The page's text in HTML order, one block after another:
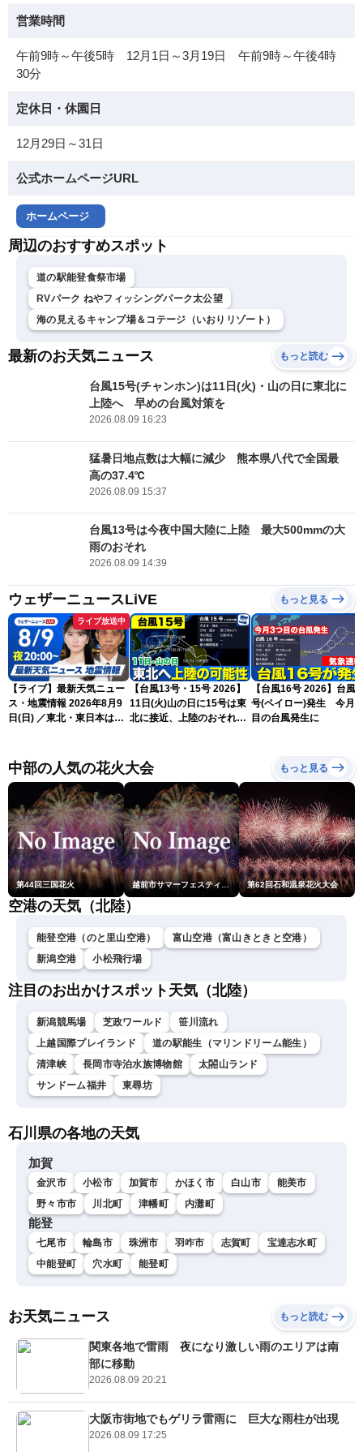
営業時間
午前9時～午後5時 12月1日～3月19日 午前9時～午後4時
30分
定休日・休園日
12月29日～31日
公式ホームページURL
ホームページ
周辺のおすすめスポット
道の駅能登食祭市場
RVパーク ねやフィッシングパーク太公望
海の見えるキャンプ場＆コテージ（いおりリゾート）
最新のお天気ニュース もっと読む
台風15号(チャンホン)は11日(火)・山の日に東北に
上陸へ 早めの台風対策を
2026.08.09 16:23
猛暑日地点数は大幅に減少 熊本県八代で全国最
高の37.4℃
2026.08.09 15:37
台風13号は今夜中国大陸に上陸 最大500mmの大
雨のおそれ
2026.08.09 14:39
ウェザーニュースLiVE もっと見る
ライブ放送中
【ライブ】最新天気ニュー
ス・地震情報 2026年8月9
日(日) ／東北・東日本は急
衣／芳野達郎〉
【台風13号・15号 2026】
11日(火)山の日に15号は東
北に接近、上陸のおそれ
【台風16号 2026】台風
号(ペイロー)発生 今月3
目の台風発生に
中部の人気の花火大会 もっと見る
第44回三国花火 越前市サマーフェスティバル花火大会 第62回石和温泉花火大会
空港の天気（北陸）
能登空港（のと里山空港）
富山空港（富山きときと空港）
新潟空港
小松飛行場
注目のお出かけスポット天気（北陸）
新潟競馬場 芝政ワールド
笹川流れ
上越国際プレイランド
道の駅能生（マリンドリーム能生）
清津峡
長岡市寺泊水族博物館
太閤山ランド
サンドーム福井
東尋坊
石川県の各地の天気
加賀
金沢市 小松市 加賀市 かほく市 白山市
能美市
野々市市
川北町 津幡町 内灘町
能登
七尾市 輪島市 珠洲市 羽咋市 志賀町
宝達志水町
中能登町
穴水町 能登町
お天気ニュース もっと読む
関東各地で雷雨 夜になり激しい雨のエリアは南
部に移動
2026.08.09 20:21
大阪市街地でもゲリラ雷雨に 巨大な雨柱が出現
2026.08.09 17:25